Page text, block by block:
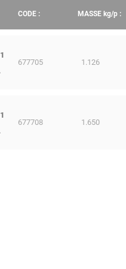
CODE : MASSE kg/p :
677705 1.126
677708 1.650